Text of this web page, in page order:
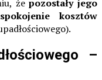
żepozostały jego
kosztów
–